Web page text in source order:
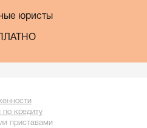
юристы
по кредиту
приставами